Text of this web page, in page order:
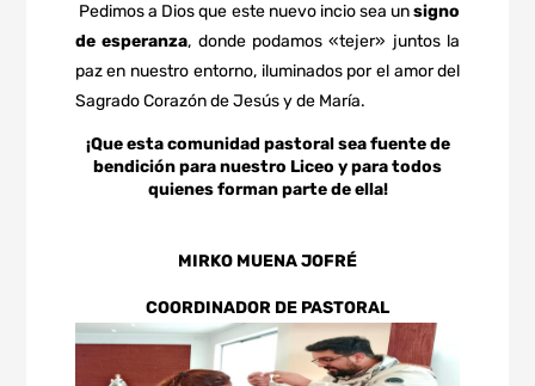
Pedimos a Dios que este nuevo incio sea unsigno
de esperanza, donde podamos «tejer» juntos la
paz en nuestro entorno, iluminados por el amor del
Sagrado Corazón de Jesús y de María.
¡Que esta comunidad pastoral sea fuente de
bendición para nuestro Liceo y para todos
quienes forman parte de ella!
MIRKO MUENA JOFRÉ
COORDINADOR DE PASTORAL